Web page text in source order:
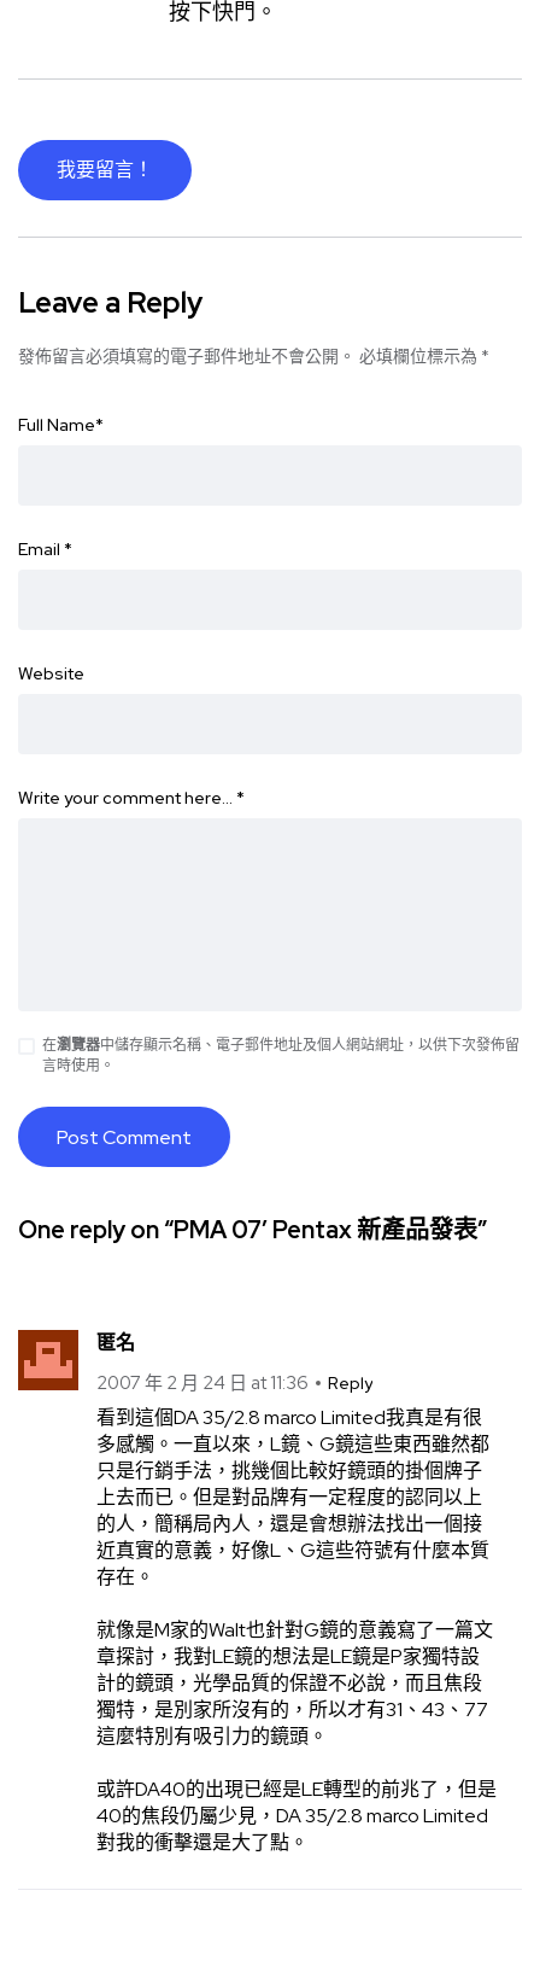
按下快門。
我要留言！
Leave a Reply
發佈留言必須填寫的電子郵件地址不會公開。 必填欄位標示為 *
Full Name*
Email *
Website
Write your comment here… *
在瀏覽器中儲存顯示名稱、電子郵件地址及個人網站網址，以供下次發佈留
言時使用。
One reply on “PMA 07′ Pentax 新產品發表”
匿名
2007 年 2 月 24 日 at 11:36 Reply
看到這個DA 35/2.8 marco Limited我真是有很
多感觸。一直以來，L鏡、G鏡這些東西雖然都
只是行銷手法，挑幾個比較好鏡頭的掛個牌子
上去而已。但是對品牌有一定程度的認同以上
的人，簡稱局內人，還是會想辦法找出一個接
近真實的意義，好像L、G這些符號有什麼本質
存在。
就像是M家的Walt也針對G鏡的意義寫了一篇文
章探討，我對LE鏡的想法是LE鏡是P家獨特設
計的鏡頭，光學品質的保證不必說，而且焦段
獨特，是別家所沒有的，所以才有31、43、77
這麼特別有吸引力的鏡頭。
或許DA40的出現已經是LE轉型的前兆了，但是
40的焦段仍屬少見，DA 35/2.8 marco Limited
對我的衝擊還是大了點。